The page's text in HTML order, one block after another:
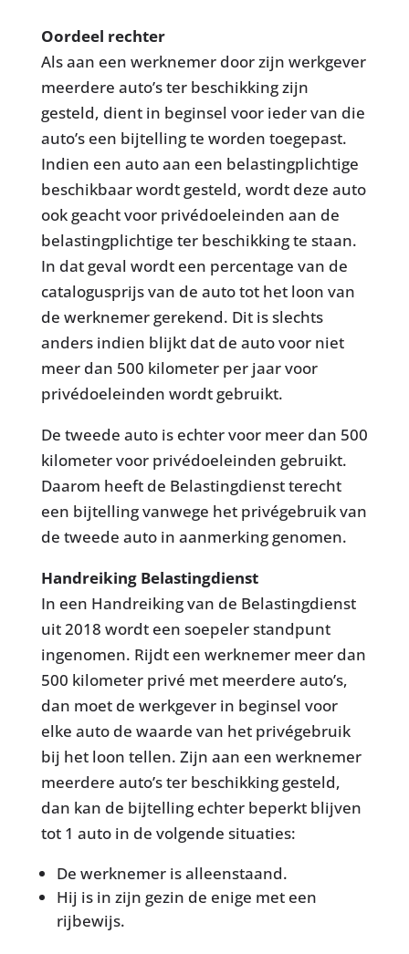
Oordeel rechter
Als aan een werknemer door zijn werkgever
meerdere auto’s ter beschikking zijn
gesteld, dient in beginsel voor ieder van die
auto’s een bijtelling te worden toegepast.
Indien een auto aan een belastingplichtige
beschikbaar wordt gesteld, wordt deze auto
ook geacht voor privédoeleinden aan de
belastingplichtige ter beschikking te staan.
In dat geval wordt een percentage van de
catalogusprijs van de auto tot het loon van
de werknemer gerekend. Dit is slechts
anders indien blijkt dat de auto voor niet
meer dan 500 kilometer per jaar voor
privédoeleinden wordt gebruikt.
De tweede auto is echter voor meer dan 500
kilometer voor privédoeleinden gebruikt.
Daarom heeft de Belastingdienst terecht
een bijtelling vanwege het privégebruik van
de tweede auto in aanmerking genomen.
Handreiking Belastingdienst
In een Handreiking van de Belastingdienst
uit 2018 wordt een soepeler standpunt
ingenomen. Rijdt een werknemer meer dan
500 kilometer privé met meerdere auto’s,
dan moet de werkgever in beginsel voor
elke auto de waarde van het privégebruik
bij het loon tellen. Zijn aan een werknemer
meerdere auto’s ter beschikking gesteld,
dan kan de bijtelling echter beperkt blijven
tot 1 auto in de volgende situaties:
De werknemer is alleenstaand.
Hij is in zijn gezin de enige met een
rijbewijs.